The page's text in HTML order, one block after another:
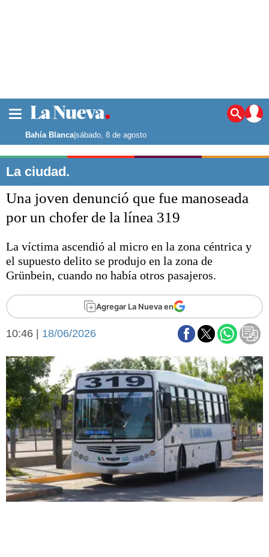
Noticias
La ciudad
Punta Alta
El mundo
Seguridad
Deportes
Escenario Olímpico
Liga del Sur
Básquetbol
Fútbol
Federal A
Arte y cultura
Economía y campo
Economía y finanzas
Con el campo
Espacio empresas
Sociedad y tiempo
libre
Sociedad
Tecnología
Turismo
Salud
Es viral
El tiempo
Bahía Blanca|sábado, 8 de agosto
La ciudad.
Una joven denunció que fue manoseada
por un chofer de la línea 319
La víctima ascendió al micro en la zona céntrica y
el supuesto delito se produjo en la zona de
Grünbein, cuando no había otros pasajeros.
Agregar La Nueva en
10:46 | 18/06/2026